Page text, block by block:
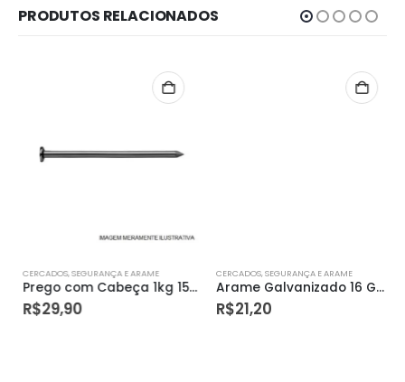
PRODUTOS RELACIONADOS
CERCADOS, SEGURANÇA E ARAME
Prego com Cabeça 1kg 15 Jp X 15 Lpp – Gerdau
R$29,90
CERCADOS, SEGURANÇA E ARAME
Arame Galvanizado 16 Gerdau
R$21,20